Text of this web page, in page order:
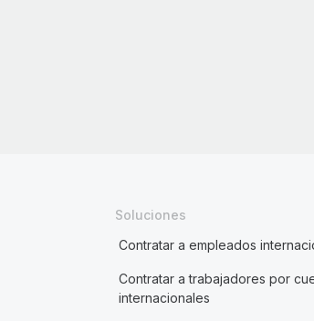
Soluciones
Contratar a empleados
Contratar a trabajadores por
internacionales